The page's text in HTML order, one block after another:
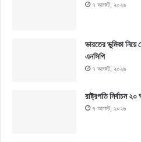
৭ আগস্ট, ২০২৬
ভারতের ভূমিকা নিয়ে
এনসিপি
৭ আগস্ট, ২০২৬
রাষ্ট্রপতি নির্বাচন
৭ আগস্ট, ২০২৬